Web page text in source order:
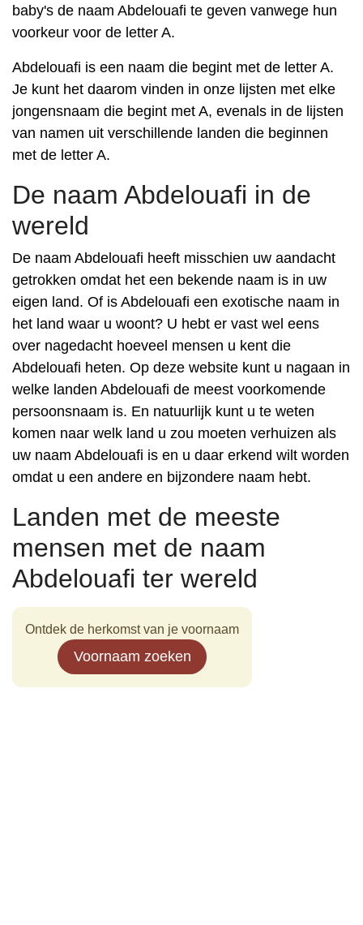
baby's de naam Abdelouafi te geven vanwege hun
voorkeur voor de letter A.
Abdelouafi is een naam die begint met de letter A.
Je kunt het daarom vinden in onze lijsten met elke
jongensnaam die begint met A, evenals in de lijsten
van namen uit verschillende landen die beginnen
met de letter A.
De naam Abdelouafi in de
wereld
De naam Abdelouafi heeft misschien uw aandacht
getrokken omdat het een bekende naam is in uw
eigen land. Of is Abdelouafi een exotische naam in
het land waar u woont? U hebt er vast wel eens
over nagedacht hoeveel mensen u kent die
Abdelouafi heten. Op deze website kunt u nagaan in
welke landen Abdelouafi de meest voorkomende
persoonsnaam is. En natuurlijk kunt u te weten
komen naar welk land u zou moeten verhuizen als
uw naam Abdelouafi is en u daar erkend wilt worden
omdat u een andere en bijzondere naam hebt.
Landen met de meeste
mensen met de naam
Abdelouafi ter wereld
Ontdek de herkomst van je voornaam
Voornaam zoeken